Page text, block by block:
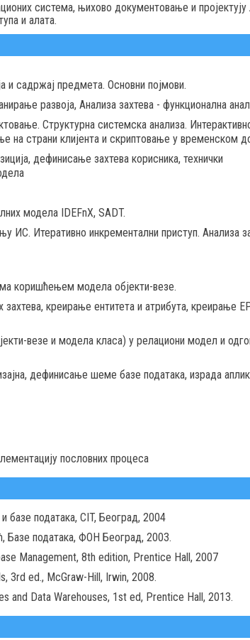
система, њихово документовање и пројектују
и алата.
и садржај предмета. Основни појмови.
развоја, Анализа захтева - функционална
Структурна системска анализа.
на страни клијента и скриптовање у временском
дефинисање захтева корисника, технички
модела IDEFnX, SADT.
ИС. Итеративно инкрементални приступ. Анализа
коришћењем модела објекти-везе.
креирање ентитета и атрибута, креирање
везе и модела класа) у релациони модел и
дефинисање шеме базе података, израда
пословних процеса
базе података, CIT, Београд, 2004
Базе података, ФОН Београд, 2003.
Management, 8th edition, Prentice Hall, 2007
3rd ed., McGraw-Hill, Irwin, 2008.
and Data Warehouses, 1st ed, Prentice Hall, 2013.